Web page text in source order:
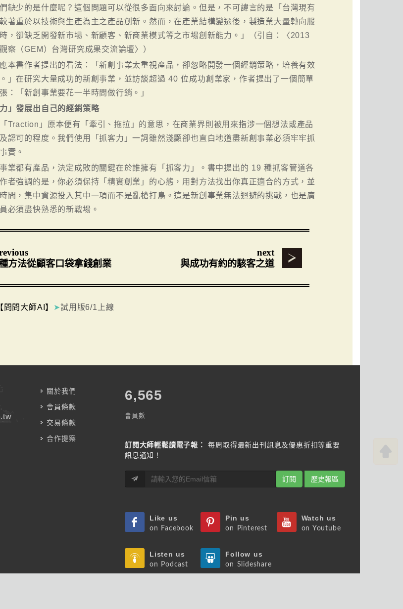
缺少的是什麼呢？這個問題可以從很多面向來討論。但是，不可諱言的是「台灣現有
著重於以技術與生產為主之產品創新。然而，在產業結構變遷後，製造業大量轉向服
，卻缺乏開發新市場、新顧客、新商業模式等之市場創新能力。」（引自：〈2013
察（GEM）台灣研究成果交流論壇〉）
本書作者提出的看法：「新創事業太重視產品，卻忽略開發一個經銷策略，培養有效
」在研究大量成功的新創事業，並訪談超過 40 位成功創業家，作者提出了一個簡單
：「新創事業要花一半時間做行銷。」
」發展出自己的經銷策略
Traction」原本便有「牽引、拖拉」的意思，在商業界則被用來指涉一個想法或產品
認可的程度。我們使用「抓客力」一詞雖然淺顯卻也直白地道盡新創事業必須牢牢抓
實。
業都有產品，決定成敗的關鍵在於誰擁有「抓客力」。書中提出的 19 種抓客管道各
者強調的是，你必須保持「精實創業」的心態，用對方法找出你真正適合的方式，並
間，集中資源投入其中一項而不是亂槍打鳥。這是新創事業無法迴避的挑戰，也是廣
必須盡快熟悉的新戰場。
方法從顧客口袋拿錢創業
next
與成功有約的駭客之道
【問問大師AI】 ➤試用版6/1上線
關於我們
會員條款
交易條款
合作提案
7,787
會員數
訂閱大師輕鬆讀電子報：
每周取得最新出刊訊息及優惠折扣等重要
訊息通知！
訂閱 歷史報區
Like us
on Facebook
Pin us
on Pinterest
Watch us
on Youtube
Listen us
on Podcast
Follow us
on Slideshare